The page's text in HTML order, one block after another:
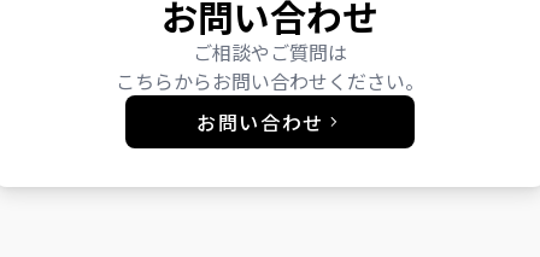
お問い合わせ
ご相談やご質問は
こちらからお問い合わせください。
お問い合わせ